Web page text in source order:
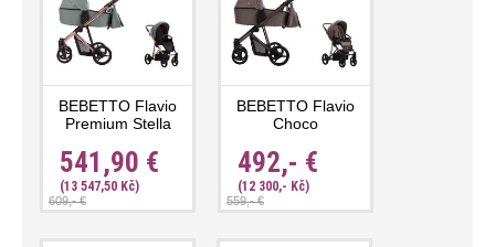
BEBETTO Flavio
Premium Stella
541,90 €
(13 547,50 Kč)
609,- €
BEBETTO Flavio
Choco
492,- €
(12 300,- Kč)
559,- €